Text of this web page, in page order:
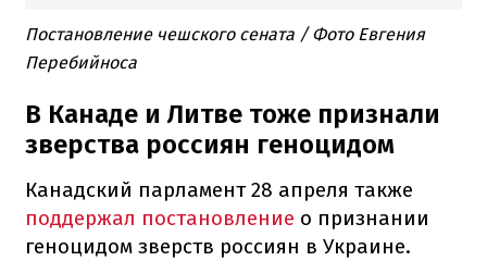
Постановление чешского сената / Фото Евгения
Перебийноса
В Канаде и Литве тоже признали
зверства россиян геноцидом
Канадский парламент 28 апреля также
поддержал постановление о признании
геноцидом зверств россиян в Украине.